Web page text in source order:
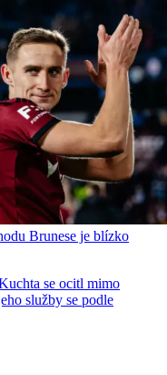
Brunese je blízko
se ocitl mimo
služby se podle